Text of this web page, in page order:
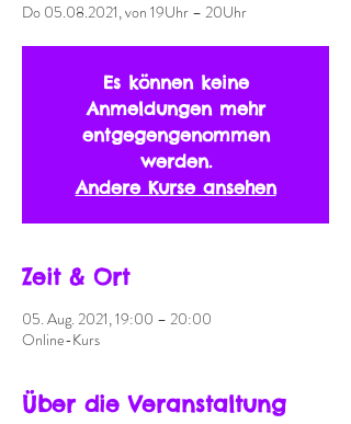
Do 05.08.2021, von 19Uhr – 20Uhr
Es können keine
Anmeldungen mehr
entgegengenommen
werden.
Andere Kurse ansehen
Zeit & Ort
05. Aug. 2021, 19:00 – 20:00
Online-Kurs
Über die Veranstaltung